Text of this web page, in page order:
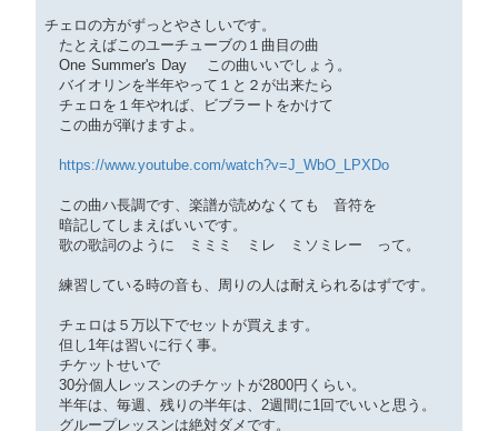
チェロの方がずっとやさしいです。
たとえばこのユーチューブの１曲目の曲
One Summer's Day この曲いいでしょう。
バイオリンを半年やって１と２が出来たら
チェロを１年やれば、ビブラートをかけて
この曲が弾けますよ。
https://www.youtube.com/watch?v=J_WbO_LPXDo
この曲ハ長調です、楽譜が読めなくても 音符を
暗記してしまえばいいです。
歌の歌詞のように ミミミ ミレ ミソミレー って。
練習している時の音も、周りの人は耐えられるはずです。
チェロは５万以下でセットが買えます。
但し1年は習いに行く事。
チケットせいで
30分個人レッスンのチケットが2800円くらい。
半年は、毎週、残りの半年は、2週間に1回でいいと思う。
グループレッスンは絶対ダメです。